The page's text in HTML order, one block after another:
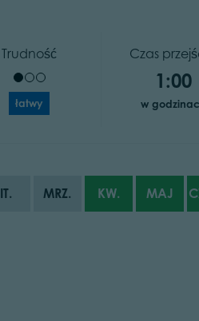
Trudność
łatwy
Czas
1:00
w
IT. MRZ. KW. MAJ